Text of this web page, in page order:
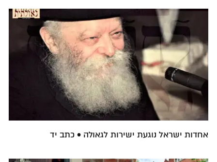
אחדות ישראל נוגעת ישירות לגאולה • כתב יד